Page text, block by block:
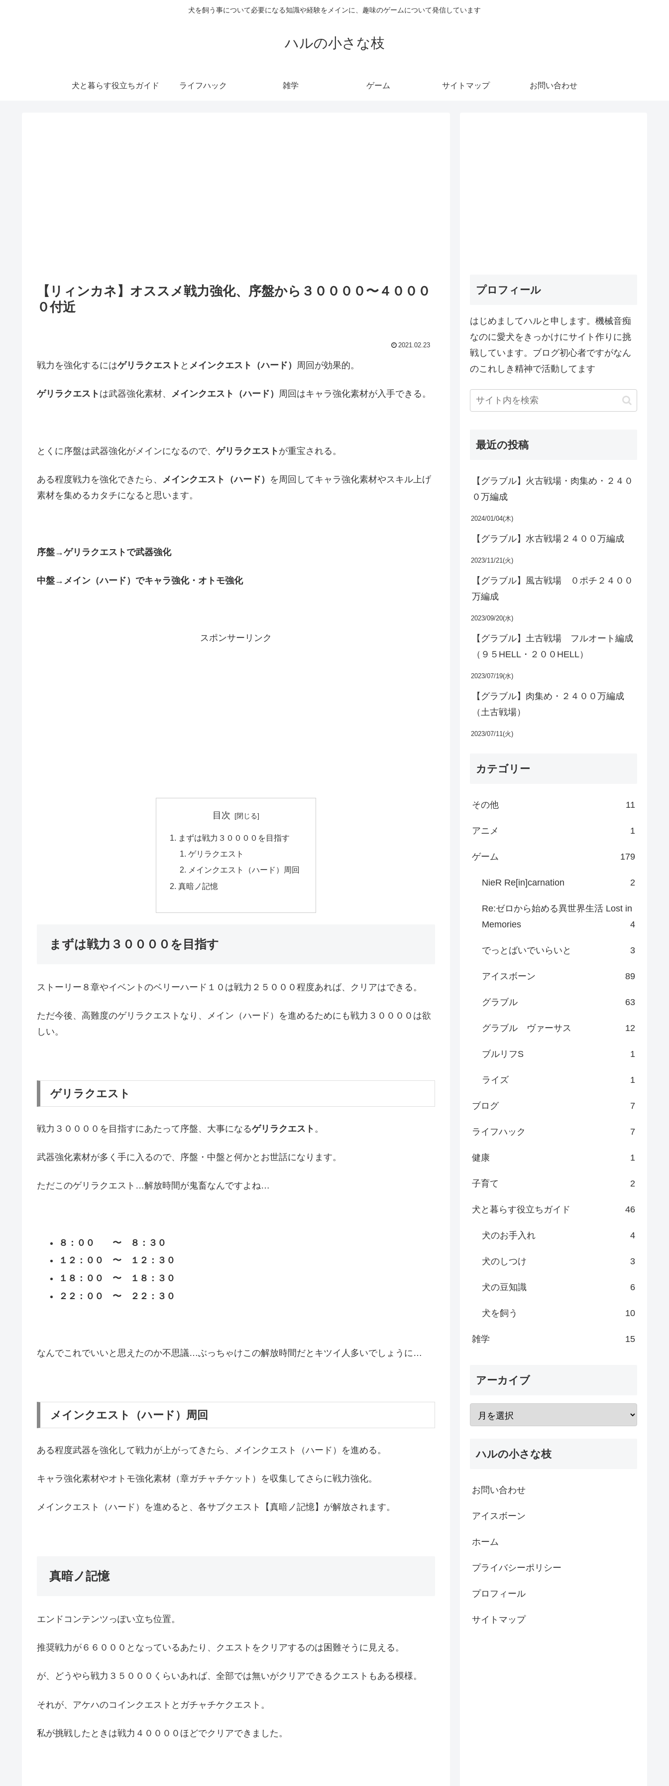
犬を飼う事について必要になる知識や経験をメインに、趣味のゲームについて発信しています
ハルの小さな枝
犬と暮らす役立ちガイド ライフハック 雑学 ゲーム サイトマップ お問い合わせ
【リィンカネ】オススメ戦力強化、序盤から３００００〜４０００
０付近
2021.02.23
戦力を強化するにはゲリラクエスト と メインクエスト（ハード） 周回が効果的。
ゲリラクエスト は武器強化素材、 メインクエスト（ハード） 周回はキャラ強化素材が入手できる。
とくに序盤は武器強化がメインになるので、 ゲリラクエスト が重宝される。
ある程度戦力を強化できたら、 メインクエスト（ハード） を周回してキャラ強化素材やスキル上げ
素材を集めるカタチになると思います。
序盤→ゲリラクエストで武器強化
中盤→メイン（ハード）でキャラ強化・オトモ強化
スポンサーリンク
目次
まずは戦力３００００を目指す
ゲリラクエスト
メインクエスト（ハード）周回
真暗ノ記憶
まずは戦力３００００を目指す
ストーリー８章やイベントのベリーハード１０は戦力２５０００程度あれば、クリアはできる。
ただ今後、高難度のゲリラクエストなり、メイン（ハード）を進めるためにも戦力３００００は欲
しい。
ゲリラクエスト
戦力３００００を目指すにあたって序盤、大事になるゲリラクエスト 。
武器強化素材が多く手に入るので、序盤・中盤と何かとお世話になります。
ただこのゲリラクエスト…解放時間が鬼畜なんですよね…
８：００ 〜 ８：３０
１２：００ 〜 １２：３０
１８：００ 〜 １８：３０
２２：００ 〜 ２２：３０
なんでこれでいいと思えたのか不思議…ぶっちゃけこの解放時間だとキツイ人多いでしょうに…
メインクエスト（ハード）周回
ある程度武器を強化して戦力が上がってきたら、メインクエスト（ハード）を進める。
キャラ強化素材やオトモ強化素材（章ガチャチケット）を収集してさらに戦力強化。
メインクエスト（ハード）を進めると、各サブクエスト【真暗ノ記憶】が解放されます。
真暗ノ記憶
エンドコンテンツっぽい立ち位置。
推奨戦力が６６０００となっているあたり、クエストをクリアするのは困難そうに見える。
が、どうやら戦力３５０００くらいあれば、全部では無いがクリアできるクエストもある模様。
それが、アケハのコインクエストとガチャチケクエスト。
私が挑戦したときは戦力４００００ほどでクリアできました。
プロフィール
はじめましてハルと申します。機械音痴
なのに愛犬をきっかけにサイト作りに挑
戦しています。ブログ初心者ですがなん
のこれしき精神で活動してます
最近の投稿
【グラブル】火古戦場・肉集め・２４０
０万編成
2024/01/04(木)
【グラブル】水古戦場２４００万編成
2023/11/21(火)
【グラブル】風古戦場 ０ポチ２４００
万編成
2023/09/20(水)
【グラブル】土古戦場 フルオート編成
（９５HELL・２００HELL）
2023/07/19(水)
【グラブル】肉集め・２４００万編成
（土古戦場）
2023/07/11(火)
カテゴリー
その他 11
アニメ 1
ゲーム 179
NieR Re[in]carnation 2
Re:ゼロから始める異世界生活 Lost in
Memories
4
でっとばいでいらいと 3
アイスボーン 89
グラブル 63
グラブル ヴァーサス 12
ブルリフS 1
ライズ 1
ブログ 7
ライフハック 7
健康 1
子育て 2
犬と暮らす役立ちガイド 46
犬のお手入れ 4
犬のしつけ 3
犬の豆知識 6
犬を飼う 10
雑学 15
アーカイブ
ハルの小さな枝
お問い合わせ
アイスボーン
ホーム
プライバシーポリシー
プロフィール
サイトマップ